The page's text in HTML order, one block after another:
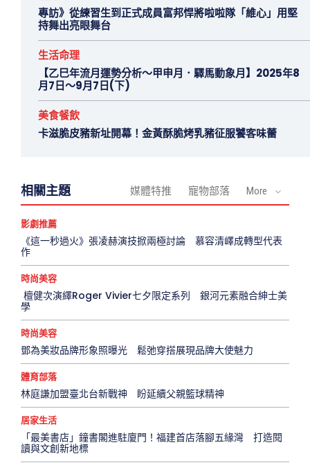
專訪》從練習生到正式成員富邦悍將啦啦隊「維心」用堅
持舞出亮眼舞台
生活命理
【乙巳年流月運勢分析～甲申月．驛馬動象月】2025年8
月7日～9月7日(下)
美食餐飲
卡滋脆皮豬新址開幕！金黃酥脆烤乳豬征服饕客味蕾
相關主題 媒體特推 寵物部落 More
影劇推薦
《這一秒過火》張凌赫演技掀兩極討論 慕容清嶧成轉型代表
作
時尚美容
檀健次演繹Roger Vivier七夕限定系列 銀河元素融合紳士美
學
時尚美容
鄧為美妝品牌形象照曝光 鬆弛穿搭展現品牌大使魅力
體育部落
林庭謙加盟臺北台新戰神 盼延續父親籃球精神
居家生活
「最美書店」鐘書閣進駐廈門！福建首店落腳五緣灣 打造閱
讀與文創新地標